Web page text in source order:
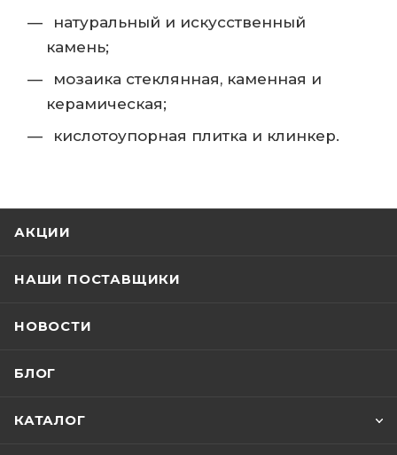
натуральный и искусственный
камень;
мозаика стеклянная, каменная и
керамическая;
кислотоупорная плитка и клинкер.
АКЦИИ
НАШИ ПОСТАВЩИКИ
НОВОСТИ
БЛОГ
КАТАЛОГ